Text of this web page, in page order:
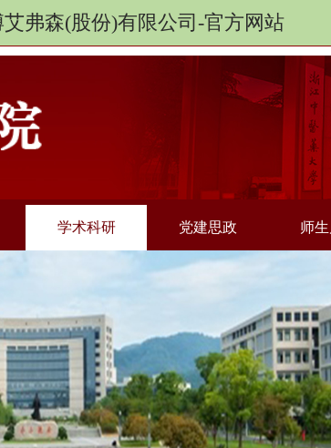
艾弗森(股份)有限公司-官方网站
学术科研 党建思政 师